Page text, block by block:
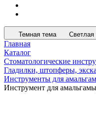
Темная тема Светлая
Главная
Каталог
Стоматологические
Гладилки, штопферы,
Инструменты для
Инструмент для